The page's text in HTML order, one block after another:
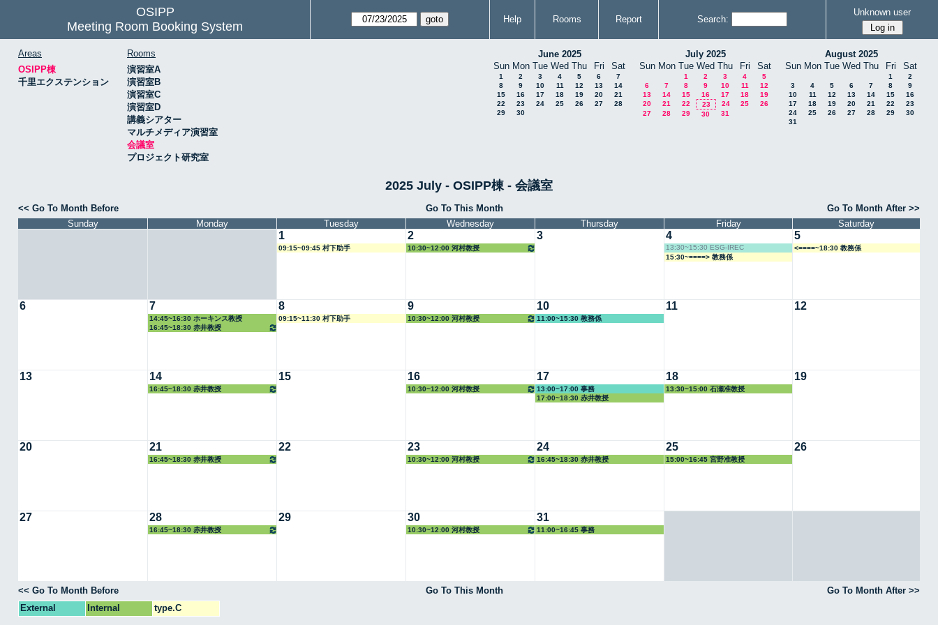
OSIPP
Meeting Room Booking System
Help Rooms Report Search:
Unknown user
Areas
OSIPP棟
千里エクステンション
Rooms
演習室A
演習室B
演習室C
演習室D
講義シアター
マルチメディア演習室
会議室
プロジェクト研究室
June 2025
Sun Mon Tue Wed Thu Fri Sat
1 2 3 4 5 6
7
8
9 10 11 12 13
14
15
16 17 18 19 20
21
22
23 24 25 26 27
28
29
30
July 2025
Sun Mon Tue Wed Thu Fri Sat
1 2 3 4
5
6
7 8 9 10 11
12
13
14 15 16 17 18
19
20
21 22 23 24 25
26
27
28 29 30 31
August 2025
Sun Mon Tue Wed Thu Fri Sat
1
2
3
4 5 6 7 8
9
10
11 12 13 14 15
16
17
18 19 20 21 22
23
24
25 26 27 28 29
30
31
2025 July - OSIPP棟 - 会議室
<< Go To Month Before Go To This Month
Go To Month After >>
Sunday
Monday Tuesday Wednesday Thursday Friday Saturday
1
09:15~09:45 村下助手
2
10:30~12:00 河村教授
3 4
13:30~15:30 ESG-IREC
15:30~====> 教務係
5
<====~18:30 教務係
6 7
14:45~16:30 ホーキンス教授
16:45~18:30 赤井教授
8
09:15~11:30 村下助手
9
10:30~12:00 河村教授
10
11:00~15:30 教務係
11 12
13 14
16:45~18:30 赤井教授
15 16
10:30~12:00 河村教授
17
13:00~17:00 事務
17:00~18:30 赤井教授
18
13:30~15:00 石瀬准教授
19
20 21
16:45~18:30 赤井教授
22 23
10:30~12:00 河村教授
24
16:45~18:30 赤井教授
25
15:00~16:45 宮野准教授
26
27 28
16:45~18:30 赤井教授
29 30
10:30~12:00 河村教授
31
11:00~16:45 事務
<< Go To Month Before Go To This Month
Go To Month After >>
External
Internal type.C